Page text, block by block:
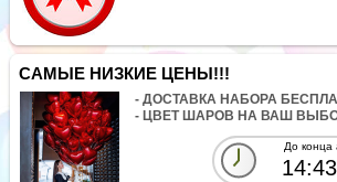
САМЫЕ НИЗКИЕ ЦЕНЫ!!!
- ДОСТАВКА НАБОРА
- ЦВЕТ ШАРОВ НА ВАШ
До конца